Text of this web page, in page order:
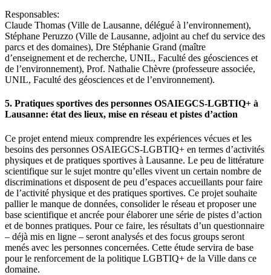
Responsables:
Claude Thomas (Ville de Lausanne, délégué à l’environnement),
Stéphane Peruzzo (Ville de Lausanne, adjoint au chef du service des
parcs et des domaines), Dre Stéphanie Grand (maître
d’enseignement et de recherche, UNIL, Faculté des géosciences et
de l’environnement), Prof. Nathalie Chèvre (professeure associée,
UNIL, Faculté des géosciences et de l’environnement).
5. Pratiques sportives des personnes OSAIEGCS-LGBTIQ+ à
Lausanne: état des lieux, mise en réseau et pistes d’action
Ce projet entend mieux comprendre les expériences vécues et les
besoins des personnes OSAIEGCS-LGBTIQ+ en termes d’activités
physiques et de pratiques sportives à Lausanne. Le peu de littérature
scientifique sur le sujet montre qu’elles vivent un certain nombre de
discriminations et disposent de peu d’espaces accueillants pour faire
de l’activité physique et des pratiques sportives. Ce projet souhaite
pallier le manque de données, consolider le réseau et proposer une
base scientifique et ancrée pour élaborer une série de pistes d’action
et de bonnes pratiques. Pour ce faire, les résultats d’un questionnaire
– déjà mis en ligne – seront analysés et des focus groups seront
menés avec les personnes concernées. Cette étude servira de base
pour le renforcement de la politique LGBTIQ+ de la Ville dans ce
domaine.